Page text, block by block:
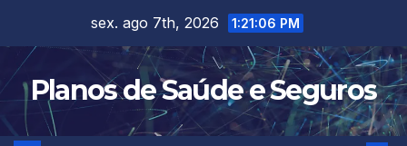
content
sex. ago 7th, 2026 1:21:06 PM
Planos de Saúde e Seguros